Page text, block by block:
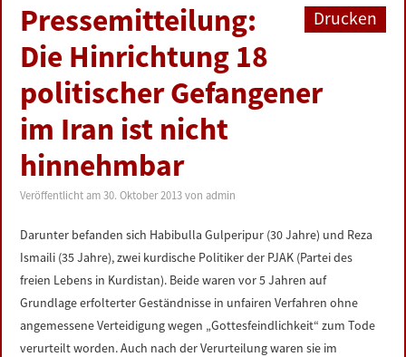
BUNDESTAG
PRESSE
ZUR PERSON
LINKS
DATENSCHUTZERKLÄRUNG
IMPRESSUM
Drucken
Pressemitteilung:
Die Hinrichtung 18
politischer Gefangener
im Iran ist nicht
hinnehmbar
Veröffentlicht am30. Oktober 2013 vonadmin
Darunter befanden sich Habibulla Gulperipur (30 Jahre) und Reza
Ismaili (35 Jahre), zwei kurdische Politiker der PJAK (Partei des
freien Lebens in Kurdistan). Beide waren vor 5 Jahren auf
Grundlage erfolterter Geständnisse in unfairen Verfahren ohne
angemessene Verteidigung wegen „Gottesfeindlichkeit“ zum Tode
verurteilt worden. Auch nach der Verurteilung waren sie im